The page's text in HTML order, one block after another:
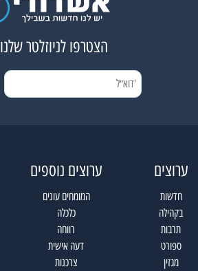
הצטרפו לניוזלטר שלנו
ערוצים
חדשות
בקהילה
תרבות
ספורט
מגזין
ערוצים נוספים
המומחים עונים
כלכלה
רווחה
דעה אישית
צרכנות